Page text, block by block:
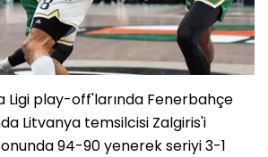
Ligi play-off'larında Fenerbahçe
Litvanya temsilcisi Zalgiris'i
94-90 yenerek seriyi 3-1